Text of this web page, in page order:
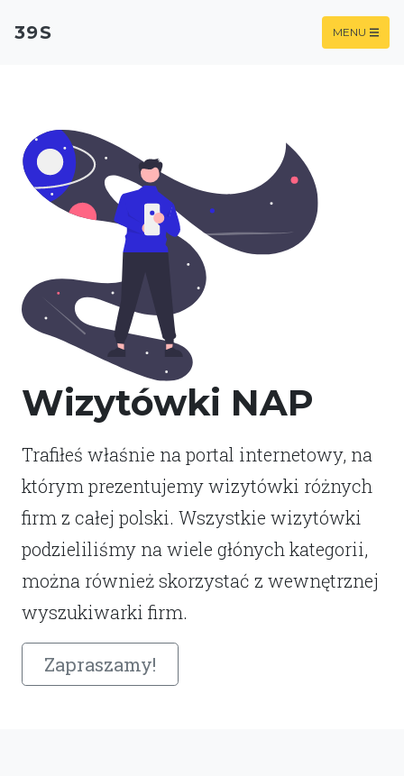
Wizytówki NAP
Trafiłeś właśnie na portal internetowy, na
którym prezentujemy wizytówki różnych
firm z całej polski. Wszystkie wizytówki
podzieliliśmy na wiele głónych kategorii,
można również skorzystać z wewnętrznej
wyszukiwarki firm.
Zapraszamy!
39S MENU